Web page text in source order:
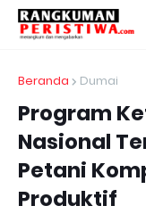
Beranda Dumai
Program
Nasional
Petani
Produktif